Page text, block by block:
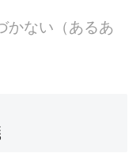
かない（あるあ